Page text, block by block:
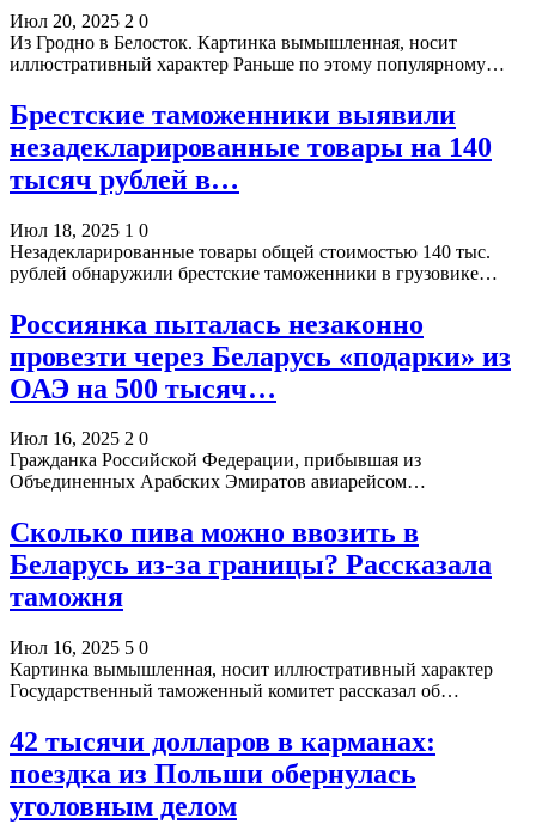
Июл 20, 2025 2 0
Из Гродно в Белосток. Картинка вымышленная, носит
иллюстративный характер Раньше по этому популярному…
Брестские таможенники выявили
незадекларированные товары на 140
тысяч рублей в…
Июл 18, 2025 1 0
Незадекларированные товары общей стоимостью 140 тыс.
рублей обнаружили брестские таможенники в грузовике…
Россиянка пыталась незаконно
провезти через Беларусь «подарки» из
ОАЭ на 500 тысяч…
Июл 16, 2025 2 0
Гражданка Российской Федерации, прибывшая из
Объединенных Арабских Эмиратов авиарейсом…
Сколько пива можно ввозить в
Беларусь из-за границы? Рассказала
таможня
Июл 16, 2025 5 0
Картинка вымышленная, носит иллюстративный характер
Государственный таможенный комитет рассказал об…
42 тысячи долларов в карманах:
поездка из Польши обернулась
уголовным делом